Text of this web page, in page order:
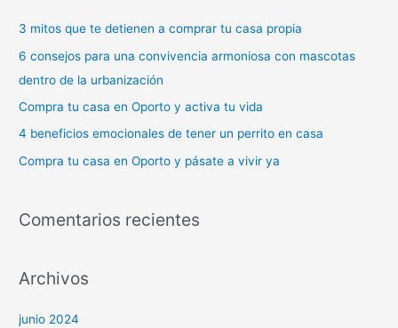
p
o
r
:
3 mitos que te detienen a comprar tu casa propia
6 consejos para una convivencia armoniosa con mascotas
dentro de la urbanización
Compra tu casa en Oporto y activa tu vida
4 beneficios emocionales de tener un perrito en casa
Compra tu casa en Oporto y pásate a vivir ya
Comentarios recientes
Archivos
junio 2024